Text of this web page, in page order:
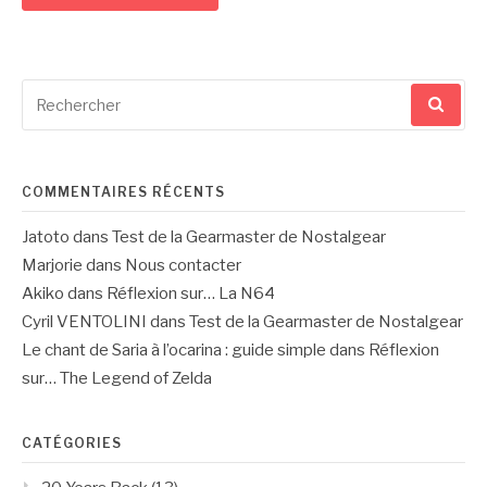
pour
COMMENTAIRES RÉCENTS
Jatoto dans Test de la Gearmaster de Nostalgear
Marjorie dans Nous contacter
Akiko dans Réflexion sur… La N64
Cyril VENTOLINI dans Test de la Gearmaster de Nostalgear
Le chant de Saria à l’ocarina : guide simple dans Réflexion
sur… The Legend of Zelda
CATÉGORIES